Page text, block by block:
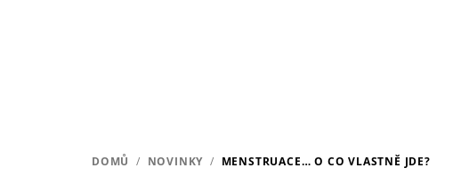
DOMŮ / NOVINKY / MENSTRUACE… O CO VLASTNĚ JDE?